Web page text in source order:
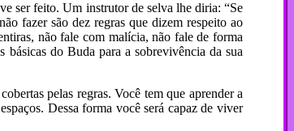
ser feito. Um instrutor de selva lhe diria: “Se
fazer são dez regras que dizem respeito ao
não fale com malícia, não fale de forma
básicas do Buda para a sobrevivência da sua
pelas regras. Você tem que aprender a
Dessa forma você será capaz de viver